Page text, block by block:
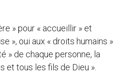
» pour « accueillir » et
», oui aux « droits humains »
» de chaque personne, la
et tous les fils de Dieu ».